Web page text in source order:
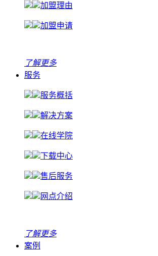
加盟理由
加盟申请
了解更多
服务
服务概括
解决方案
在线学院
下载中心
售后服务
网点介绍
了解更多
案例